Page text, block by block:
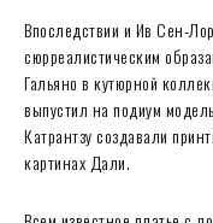
Впоследствии и Ив Сен-
сюрреалистическим
Гальяно в кутюрной
выпустил на подиум
Катрантзу создавали
картинах Дали.